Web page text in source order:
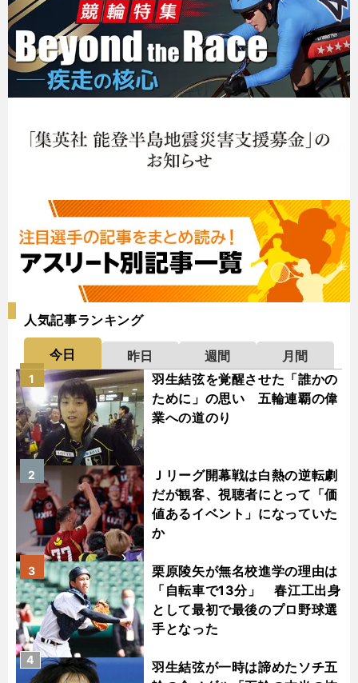
人気記事ランキング
今日 昨日 週間
月間
羽生結弦を覚醒させた「誰かの
ために」の思い 五輪連覇の偉
業への道のり
1
Ｊリーグ開幕戦は白熱の逆転劇
だが観客、視聴者にとって「価
値あるイベント」になっていた
か
2
栗原陵矢が無名校進学の理由は
「自転車で13分」 春江工出身
として最初で最後のプロ野球選
手となった
3
羽生結弦が一時は諦めたソチ五
4